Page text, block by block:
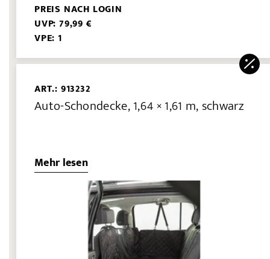
PREIS NACH LOGIN
UVP: 79,99 €
VPE: 1
ART.: 913232
Auto-Schondecke, 1,64 × 1,61 m, schwarz
Mehr lesen